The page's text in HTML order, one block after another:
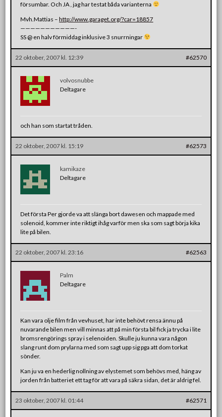
försumbar. Och JA , jag har testat båda varianterna
Mvh.Mattias –http://www.garaget.org/?car=18857
———————————-
SS @ en halv förmiddag inklusive 3 snurrningar
22 oktober, 2007 kl. 12:39 #62570
volvosnubbe
Deltagare
och han som startat tråden.
22 oktober, 2007 kl. 15:19 #62573
kamikaze
Deltagare
Det första Per gjorde va att slänga bort dawesen och mappade med
solenoid, kommer inte riktigt ihåg varför men ska som sagt börja kika
lite på bilen.
22 oktober, 2007 kl. 23:16 #62563
Palm
Deltagare
Kan vara olje film från vevhuset, har inte behövt rensa ännu på
nuvarande bilen men vill minnas att på min första bil fick ja trycka i lite
bromsrengörings spray i selenoiden. Skulle ju kunna vara någon
slang runt dom prylarna med som sagt upp sig pga att dom torkat
sönder.
Kan ju va en hederlig nollning av elystemet som behövs med, häng av
jorden från batteriet ett tag för att vara på säkra sidan, det är aldrig fel.
23 oktober, 2007 kl. 01:44 #62571